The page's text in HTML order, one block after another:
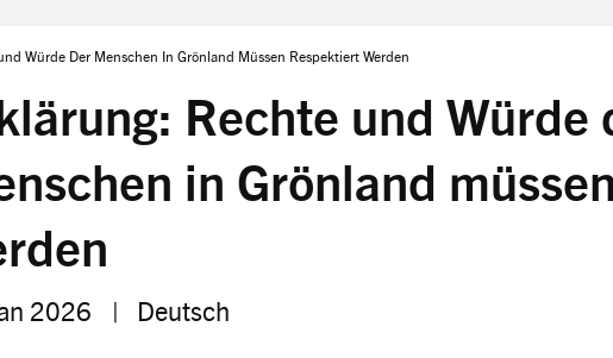
Würde Der Menschen In Grönland Müssen Respektiert Werden
Rechte und Würde
in Grönland
2026 | Deutsch